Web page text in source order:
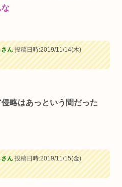
な
ん投稿日時:2019/11/14(木)
略はあっという間だった
ん投稿日時:2019/11/15(金)